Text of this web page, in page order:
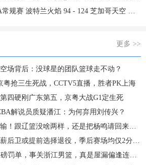
赛 波特兰火焰 94 - 124 芝加哥天空 全场集锦
更多 >>
场背后：没球星的团队篮球走不动？
粤抢三生死战，CCTV5直播，胜者PK上海
四硬刚广东第五，京粤大战G1定生死
解说员质疑潘江：为何弃用刘传兴？
跟辽篮没啥两样，还是把杨鸣请回来吧？
后卫或提前选择退役，季后赛场均仅2分3板
罚单，事关浙江男篮，真是屋漏偏逢连夜雨